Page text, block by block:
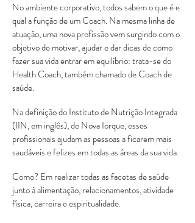
No ambiente corporativo, todos sabem o que é e
qual a função de um Coach. Na mesma linha de
atuação, uma nova profissão vem surgindo com o
objetivo de motivar, ajudar e dar dicas de como
fazer sua vida entrar em equilíbrio: trata-se do
Health Coach, também chamado de Coach de
saúde.
Na definição do Instituto de Nutrição Integrada
(IIN, em inglês), de Nova Iorque, esses
profissionais ajudam as pessoas a ficarem mais
saudáveis e felizes em todas as áreas da sua vida.
Como? Em realizar todas as facetas de saúde
junto à alimentação, relacionamentos, atividade
física, carreira e espiritualidade.